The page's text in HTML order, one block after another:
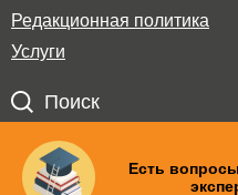
Редакционная политика
Услуги
Поиск
Правила использования
Пользовательское соглашение
Есть